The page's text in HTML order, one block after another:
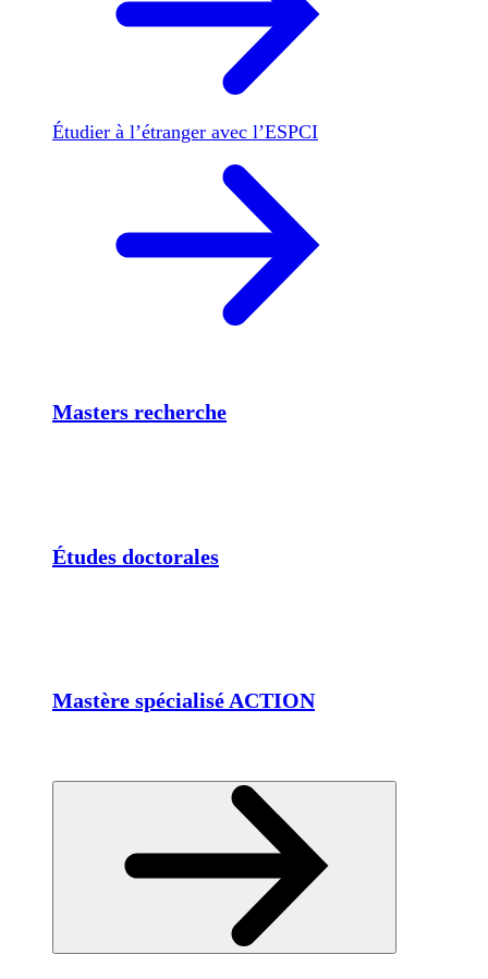
Étudier à l’étranger avec l’ESPCI
Masters recherche
Études doctorales
Mastère spécialisé ACTION